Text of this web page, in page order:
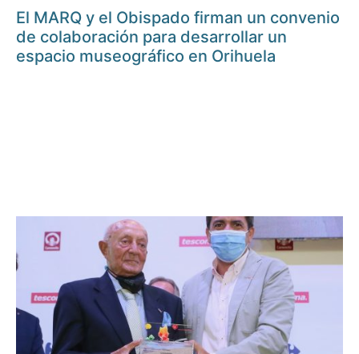
El MARQ y el Obispado firman un convenio
de colaboración para desarrollar un
espacio museográfico en Orihuela